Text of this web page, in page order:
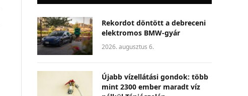
Rekordot döntött a debreceni
elektromos BMW-gyár
2026. augusztus 6.
Újabb vízellátási gondok: több
mint 2300 ember maradt víz